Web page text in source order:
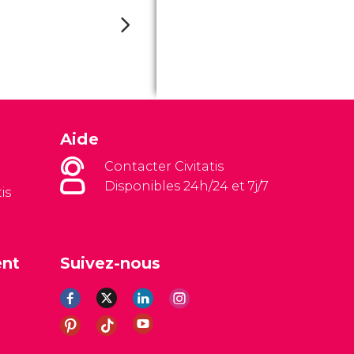
Aide
Contacter Civitatis
Disponibles 24h/24 et 7j/7
Suivez-nous